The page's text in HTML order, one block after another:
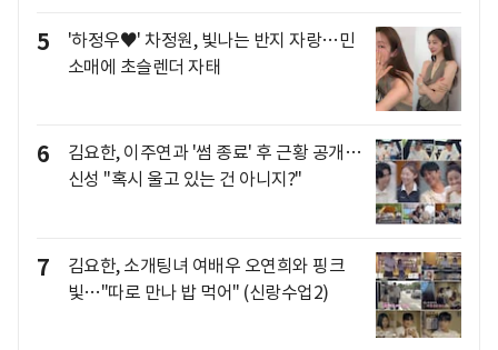
5
'하정우♥' 차정원, 빛나는 반지 자랑…민
소매에 초슬렌더 자태
6
김요한, 이주연과 '썸 종료' 후 근황 공개…
신성 "혹시 울고 있는 건 아니지?"
7
김요한, 소개팅녀 여배우 오연희와 핑크
빛…"따로 만나 밥 먹어" (신랑수업2)